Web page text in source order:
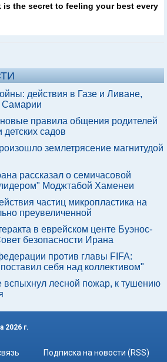
the secret to feeling your best every
действия в Газе и Ливане,
Самарии
правила общения родителей
садов
землетрясение магнитудой
рассказал о семичасовой
Моджтабой Хаменеи
частиц микропластика на
преувеличенной
в еврейском центе Буэнос-
безопасности Ирана
против главы FIFA:
себя над коллективом"
лесной пожар, к тушению
2026 г.
Подписка на новости (RSS)